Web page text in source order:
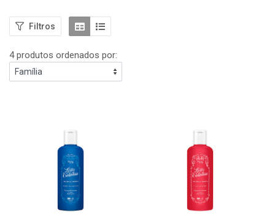
Filtros
4 produtos ordenados por: